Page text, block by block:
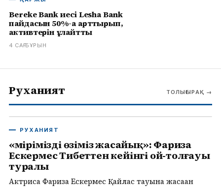
Bereke Bank иесі Lesha Bank
пайдасын 50%-ға арттырып,
активтерін ұлғайтты
4 САҒ БҰРЫН
Руханият ТОЛЫҒЫРАҚ →
РУХАНИЯТ
«Өмірімізді өзіміз жасайық»: Фариза
Ескермес Тибеттен кейінгі ой-толғауы
туралы
Актриса Фариза Ескермес Қайлас тауына жасаған